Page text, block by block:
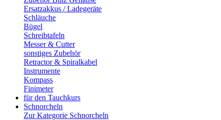
Ersatzakkus / Ladegeräte
Schläuche
Bügel
Schreibtafeln
Messer & Cutter
sonstiges Zubehör
Retractor & Spiralkabel
Instrumente
Kompass
Finimeter
für den Tauchkurs
Schnorcheln
Zur Kategorie Schnorcheln